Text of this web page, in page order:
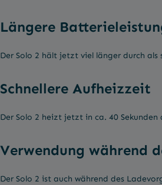
Längere
Der Solo 2 hält jetzt viel länger durch
Schnellere Aufheizzeit
Der Solo 2 heizt jetzt in ca. 40
Verwendung während
Der Solo 2 ist auch während des